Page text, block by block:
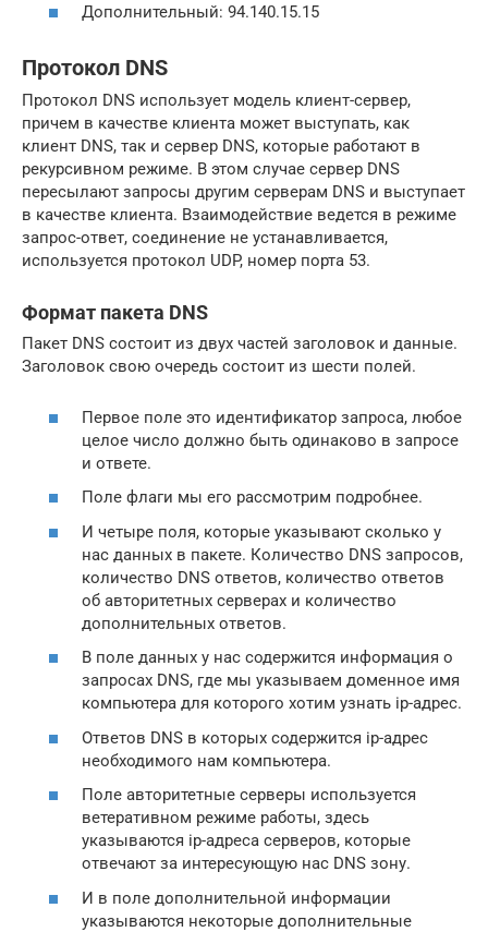
Дополнительный: 94.140.15.15
Протокол DNS
Протокол DNS использует модель клиент-сервер,
причем в качестве клиента может выступать, как
клиент DNS, так и сервер DNS, которые работают в
рекурсивном режиме. В этом случае сервер DNS
пересылают запросы другим серверам DNS и выступает
в качестве клиента. Взаимодействие ведется в режиме
запрос-ответ, соединение не устанавливается,
используется протокол UDP, номер порта 53.
Формат пакета DNS
Пакет DNS состоит из двух частей заголовок и данные.
Заголовок свою очередь состоит из шести полей.
Первое поле это идентификатор запроса, любое
целое число должно быть одинаково в запросе
и ответе.
Поле флаги мы его рассмотрим подробнее.
И четыре поля, которые указывают сколько у
нас данных в пакете. Количество DNS запросов,
количество DNS ответов, количество ответов
об авторитетных серверах и количество
дополнительных ответов.
В поле данных у нас содержится информация о
запросах DNS, где мы указываем доменное имя
компьютера для которого хотим узнать ip-адрес.
Ответов DNS в которых содержится ip-адрес
необходимого нам компьютера.
Поле авторитетные серверы используется
ветеративном режиме работы, здесь
указываются ip-адреса серверов, которые
отвечают за интересующую нас DNS зону.
И в поле дополнительной информации
указываются некоторые дополнительные